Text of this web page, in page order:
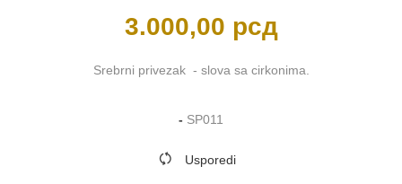
3.000,00 рсд
Srebrni privezak - slova sa cirkonima.
- SP011
Usporedi